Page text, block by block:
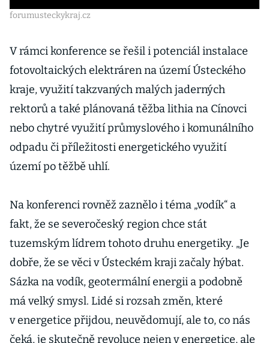
forumusteckykraj.cz
V rámci konference se řešil i potenciál instalace
fotovoltaických elektráren na území Ústeckého
kraje, využití takzvaných malých jaderných
rektorů a také plánovaná těžba lithia na Cínovci
nebo chytré využití průmyslového i komunálního
odpadu či příležitosti energetického využití
území po těžbě uhlí.
Na konferenci rovněž zaznělo i téma „vodík“ a
fakt, že se severočeský region chce stát
tuzemským lídrem tohoto druhu energetiky. „Je
dobře, že se věci v Ústeckém kraji začaly hýbat.
Sázka na vodík, geotermální energii a podobně
má velký smysl. Lidé si rozsah změn, které
v energetice přijdou, neuvědomují, ale to, co nás
čeká, je skutečně revoluce nejen v energetice, ale